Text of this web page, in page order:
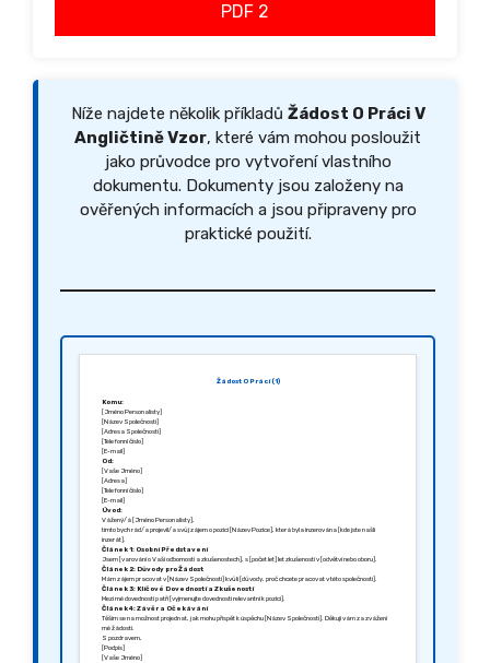
PDF 2
Níže najdete několik příkladů Žádost O Práci V
Angličtině Vzor, které vám mohou posloužit
jako průvodce pro vytvoření vlastního
dokumentu. Dokumenty jsou založeny na
ověřených informacích a jsou připraveny pro
praktické použití.
Žádost O Práci (1)
Komu:
[Jméno Personalisty]
[Název Společnosti]
[Adresa Společnosti]
[Telefonní číslo]
[E-mail]
Od:
[Vaše Jméno]
[Adresa]
[Telefonní číslo]
[E-mail]
Úvod:
Vážený/á [Jméno Personalisty],
tímto bych rád/a projevil/a svůj zájem o pozici [Název Pozice], která byla inzerována [kde jste našli
inzerát].
Článek 1: Osobní Představení
Jsem [varování o Vaší odbornosti a zkušenostech], s [počet let] let zkušeností v [odvětví nebo oboru].
Článek 2: Důvody pro Žádost
Mám zájem pracovat v [Název Společnosti] kvůli [důvody, proč chcete pracovat v této společnosti].
Článek 3: Klíčové Dovednosti a Zkušenosti
Mezi mé dovednosti patří [vyjmenujte dovednosti relevantní k pozici].
Článek 4: Závěr a Očekávání
Těším se na možnost projednat, jak mohu přispět k úspěchu [Název Společnosti]. Děkuji vám za zvážení
mé žádosti.
S pozdravem,
[Podpis]
[Vaše Jméno]